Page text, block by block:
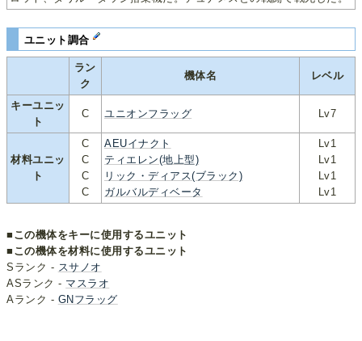
ユニット調合
ラン
ク
機体名 レベル
キーユニッ
ト
C ユニオンフラッグ Lv7
材料ユニッ
ト
C
C
C
C
AEUイナクト
ティエレン(地上型)
リック・ディアス(ブラック)
ガルバルディベータ
Lv1
Lv1
Lv1
Lv1
■この機体をキーに使用するユニット
■この機体を材料に使用するユニット
Sランク - スサノオ
ASランク - マスラオ
Aランク - GNフラッグ